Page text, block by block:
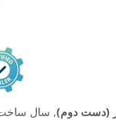
(دست دوم), سال